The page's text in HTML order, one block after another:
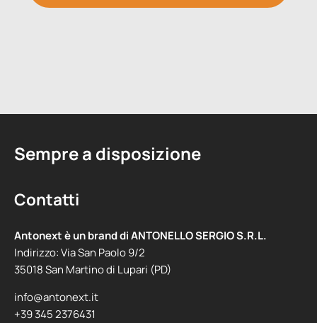
Sempre a disposizione
Contatti
Antonext è un brand diANTONELLO SERGIO S.R.L.
Indirizzo: Via San Paolo 9/2
35018 San Martino di Lupari (PD)
info@antonext.it
+39 345 2376431